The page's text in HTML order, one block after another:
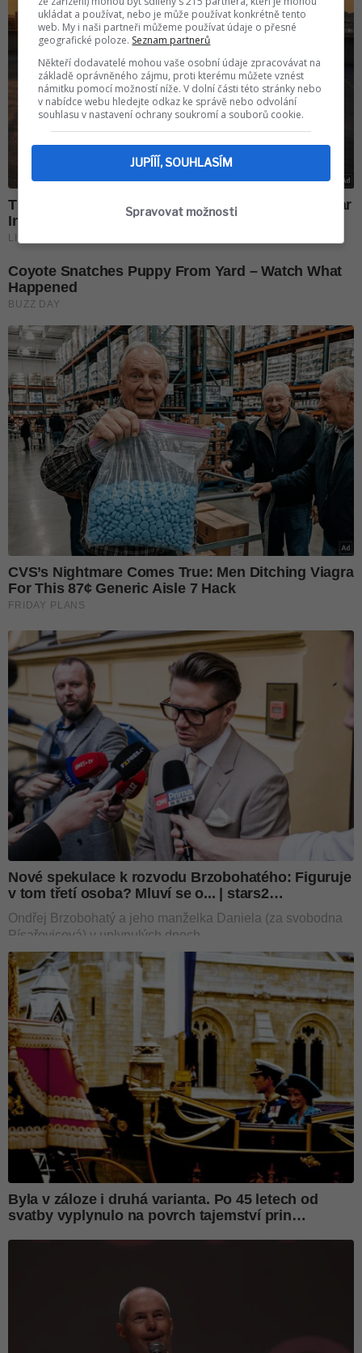
ukládat a používat, nebo je může používat konkrétně tento
web. My i naši partneři můžeme používat údaje o přesné
geografické poloze. Seznam partnerů
Někteří dodavatelé mohou vaše osobní údaje zpracovávat na
základě oprávněného zájmu, proti kterému můžete vznést
námitku pomocí možností níže. V dolní části této stránky nebo
v nabídce webu hledejte odkaz ke správě nebo odvolání
souhlasu v nastavení ochrany soukromí a souborů cookie.
JUPÍÍÍ, SOUHLASÍM
Spravovat možnosti